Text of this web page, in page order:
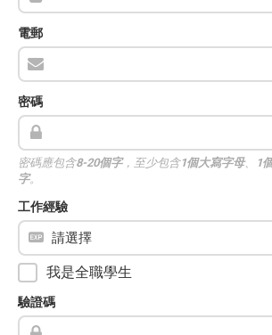
電郵
密碼
密碼應包含8-20個字，至少包含1個大寫字母、 1
字。
工作經驗
我是全職學生
驗證碼